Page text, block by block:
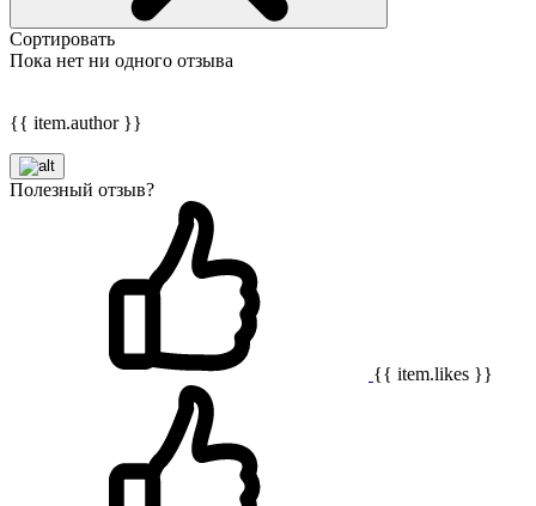
Сортировать
Пока нет ни одного отзыва
{{ item.author }}
Полезный отзыв?
{{ item.likes }}